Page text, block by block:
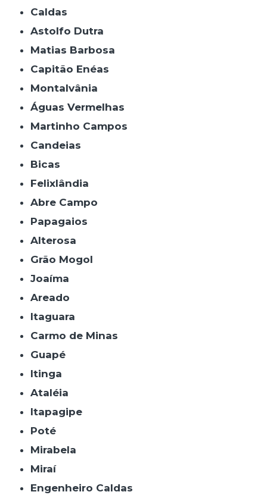
Caldas
Astolfo Dutra
Matias Barbosa
Capitão Enéas
Montalvânia
Águas Vermelhas
Martinho Campos
Candeias
Bicas
Felixlândia
Abre Campo
Papagaios
Alterosa
Grão Mogol
Joaíma
Areado
Itaguara
Carmo de Minas
Guapé
Itinga
Ataléia
Itapagipe
Poté
Mirabela
Miraí
Engenheiro Caldas